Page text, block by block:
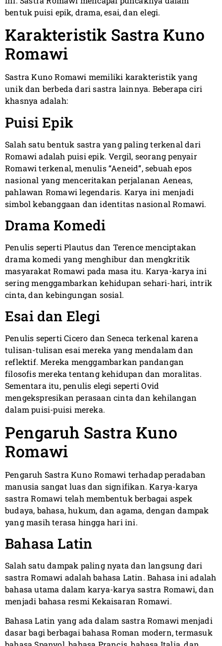
bentuk puisi epik, drama, esai, dan elegi.
Karakteristik Sastra Kuno
Romawi
Sastra Kuno Romawi memiliki karakteristik yang
unik dan berbeda dari sastra lainnya. Beberapa ciri
khasnya adalah:
Puisi Epik
Salah satu bentuk sastra yang paling terkenal dari
Romawi adalah puisi epik. Vergil, seorang penyair
Romawi terkenal, menulis “Aeneid”, sebuah epos
nasional yang menceritakan perjalanan Aeneas,
pahlawan Romawi legendaris. Karya ini menjadi
simbol kebanggaan dan identitas nasional Romawi.
Drama Komedi
Penulis seperti Plautus dan Terence menciptakan
drama komedi yang menghibur dan mengkritik
masyarakat Romawi pada masa itu. Karya-karya ini
sering menggambarkan kehidupan sehari-hari, intrik
cinta, dan kebingungan sosial.
Esai dan Elegi
Penulis seperti Cicero dan Seneca terkenal karena
tulisan-tulisan esai mereka yang mendalam dan
reflektif. Mereka menggambarkan pandangan
filosofis mereka tentang kehidupan dan moralitas.
Sementara itu, penulis elegi seperti Ovid
mengekspresikan perasaan cinta dan kehilangan
dalam puisi-puisi mereka.
Pengaruh Sastra Kuno
Romawi
Pengaruh Sastra Kuno Romawi terhadap peradaban
manusia sangat luas dan signifikan. Karya-karya
sastra Romawi telah membentuk berbagai aspek
budaya, bahasa, hukum, dan agama, dengan dampak
yang masih terasa hingga hari ini.
Bahasa Latin
Salah satu dampak paling nyata dan langsung dari
sastra Romawi adalah bahasa Latin. Bahasa ini adalah
bahasa utama dalam karya-karya sastra Romawi, dan
menjadi bahasa resmi Kekaisaran Romawi.
Bahasa Latin yang ada dalam sastra Romawi menjadi
dasar bagi berbagai bahasa Roman modern, termasuk